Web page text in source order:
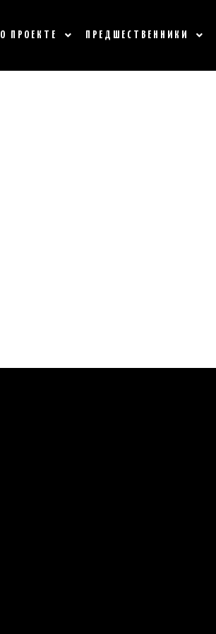
О ПРОЕКТЕ ПРЕДШЕСТВЕННИКИ